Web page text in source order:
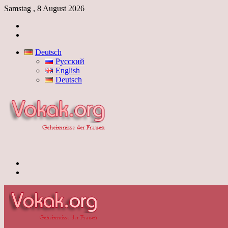
Samstag , 8 August 2026
Deutsch
Русский
English
Deutsch